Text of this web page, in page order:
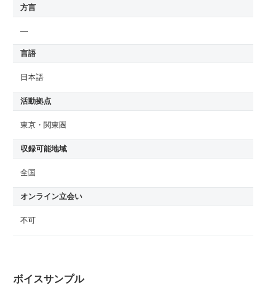
方言
—
言語
日本語
活動拠点
東京・関東圏
収録可能地域
全国
オンライン立会い
不可
ボイスサンプル